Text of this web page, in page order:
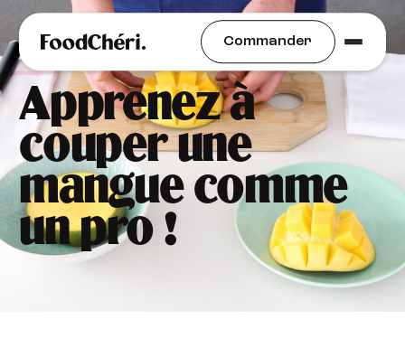
Commander
Idées Recettes
Apprenez à
couper une
mangue comme
un pro !